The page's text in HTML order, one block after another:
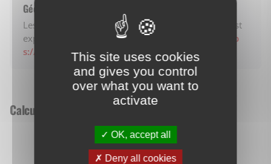
Géorisques
Les informations sur les risques auxquels ce bien est
exposé sont disponibles sur le site Géorisques.
http
s://www.georisques.gouv.fr
Calculez vos mensualités
Essayer la simulation de prêt
This site uses cookies
and gives you control
over what you want to
activate
OK, accept all
Deny all cookies